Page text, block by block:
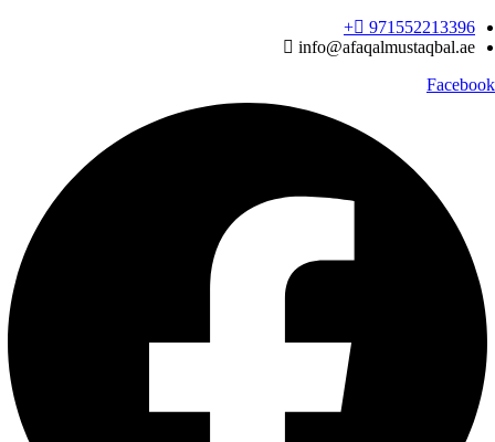
Skip
to
971552213396‬+
info@afaqalmustaqbal.ae
Facebook